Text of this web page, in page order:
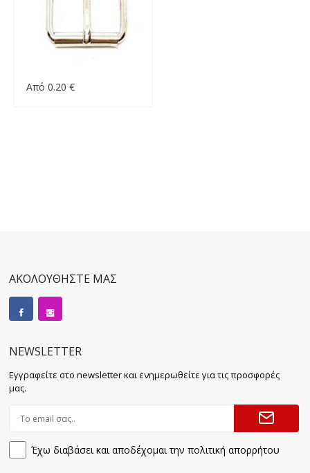
Από 0.20 €
ΑΚΟΛΟΥΘΗΣΤΕ ΜΑΣ
NEWSLETTER
Εγγραφείτε στο newsletter και ενημερωθείτε για τις προσφορές
μας.
Έχω διαβάσει και αποδέχομαι την πολιτική απορρήτου